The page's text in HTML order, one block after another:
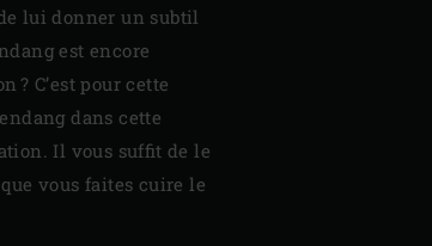
lui donner un subtil
est encore
? C’est pour cette
dans cette
Il vous suffit de le
vous faites cuire le